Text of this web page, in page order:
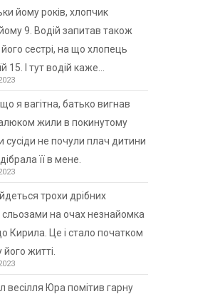
йому років, хлопчик
9. Водій запитав також
його сестрі, на що хлопець
15. І тут водій каже…
я вагітна, батько вигнав
жили в покинутому
сусіди не почули плач дитини
її в мене.
трохи дрібних
сльозами на очах незнайомка
Кирила. Це і стало початком
його житті.
весілля Юра помітив гарну